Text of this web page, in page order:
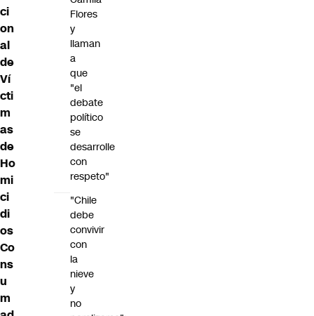
ci
on
al
de
Ví
cti
m
as
de
Ho
mi
ci
di
os
Co
ns
u
m
Flores
y
llaman
a
que
"el
debate
político
se
desarrolle
con
respeto"
"Chile
debe
convivir
con
la
nieve
y
no